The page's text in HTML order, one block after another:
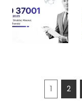
1 2